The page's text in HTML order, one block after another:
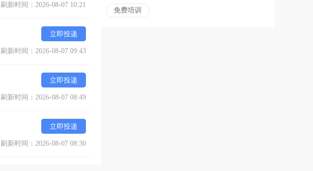
刷新时间：2026-08-07 10:21
立即投递
刷新时间：2026-08-07 09:43
立即投递
刷新时间：2026-08-07 08:49
立即投递
刷新时间：2026-08-07 08:30
免费培训